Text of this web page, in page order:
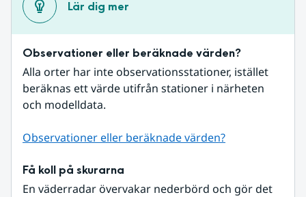
Lär dig mer
Observationer eller beräknade värden?
Alla orter har inte observationsstationer, istället
beräknas ett värde utifrån stationer i närheten
och modelldata.
Observationer eller beräknade värden?
Få koll på skurarna
En väderradar övervakar nederbörd och gör det